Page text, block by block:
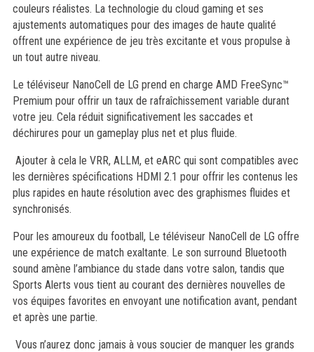
couleurs réalistes. La technologie du cloud gaming et ses
ajustements automatiques pour des images de haute qualité
offrent une expérience de jeu très excitante et vous propulse à
un tout autre niveau.
Le téléviseur NanoCell de LG prend en charge AMD FreeSync™
Premium pour offrir un taux de rafraîchissement variable durant
votre jeu. Cela réduit significativement les saccades et
déchirures pour un gameplay plus net et plus fluide.
Ajouter à cela le VRR, ALLM, et eARC qui sont compatibles avec
les dernières spécifications HDMI 2.1 pour offrir les contenus les
plus rapides en haute résolution avec des graphismes fluides et
synchronisés.
Pour les amoureux du football, Le téléviseur NanoCell de LG offre
une expérience de match exaltante. Le son surround Bluetooth
sound amène l’ambiance du stade dans votre salon, tandis que
Sports Alerts vous tient au courant des dernières nouvelles de
vos équipes favorites en envoyant une notification avant, pendant
et après une partie.
Vous n’aurez donc jamais à vous soucier de manquer les grands